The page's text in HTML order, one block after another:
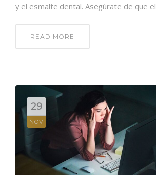
y el esmalte dental. Asegúrate de que el
READ MORE
29
NOV